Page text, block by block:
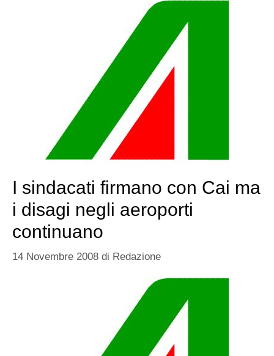
I sindacati firmano con Cai ma
i disagi negli aeroporti
continuano
14 Novembre 2008 di Redazione